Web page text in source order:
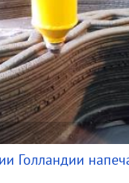
Голландии